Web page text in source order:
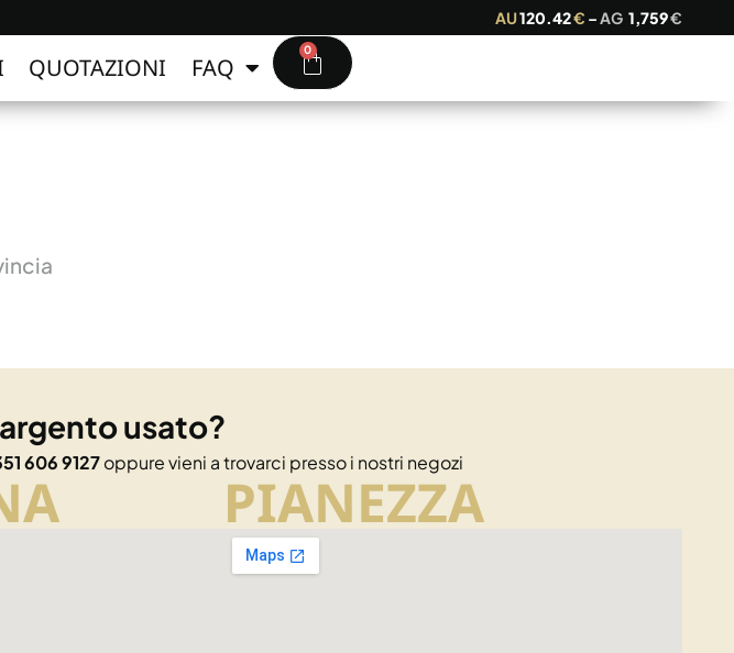
AU120.42€ – AG 1,759€
QUOTAZIONI FAQ
0
usato?
606 9127oppure vieni a trovarci presso i nostri negozi
PIANEZZA